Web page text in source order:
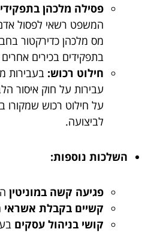
פסילה מלכהן
המשפט רשאי לפסול
מס מלכהן כדירקטור
בתפקידים בכירים אחרים
חילוט רכוש: בעבירות
עבירות על חוק איסור
על חילוט רכוש
לביצועה.
השלכות נוספות:
פגיעה קשה במוניטין
קשיים בקבלת אשראי
קושי בניהול עסקים